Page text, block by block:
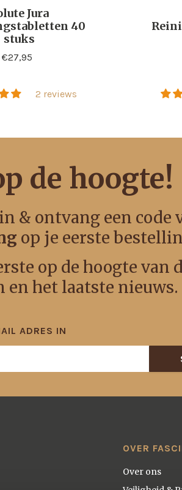
Jura
40
stuks
Standaard
€27,95
2 reviews
de hoogte!
& ontvang een code
op je eerste
op de hoogte van
en het laatste nieuws.
ADRES IN
OVER
Over ons